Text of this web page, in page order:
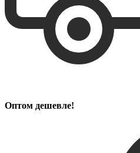
Оптом дешевле!